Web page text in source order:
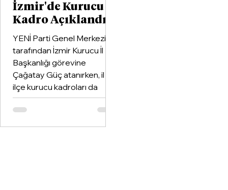
İzmir'de Kurucu
Kadro Açıklandı
YENİ Parti Genel Merkezi
tarafından İzmir Kurucu İl
Başkanlığı görevine
Çağatay Güç atanırken, il ve
ilçe kurucu kadroları da
netleşti.